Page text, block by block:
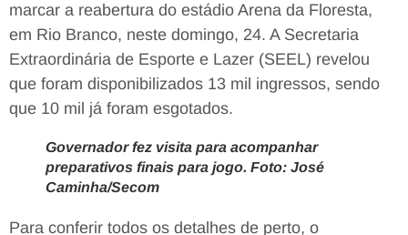
marcar a reabertura do estádio Arena da Floresta,
em Rio Branco, neste domingo, 24. A Secretaria
Extraordinária de Esporte e Lazer (SEEL) revelou
que foram disponibilizados 13 mil ingressos, sendo
que 10 mil já foram esgotados.
Governador fez visita para acompanhar
preparativos finais para jogo. Foto: José
Caminha/Secom
Para conferir todos os detalhes de perto, o